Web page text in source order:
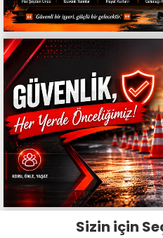
Sizin için